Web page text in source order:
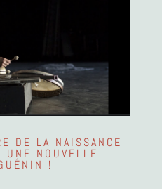
DE LA NAISSANCE
NOUVELLE
!